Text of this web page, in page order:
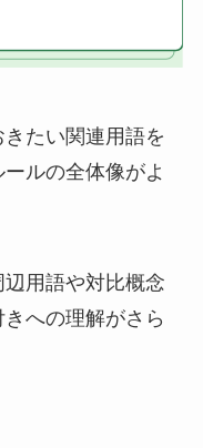
たい関連用語を
ルの全体像がよ
用語や対比概念
への理解がさら